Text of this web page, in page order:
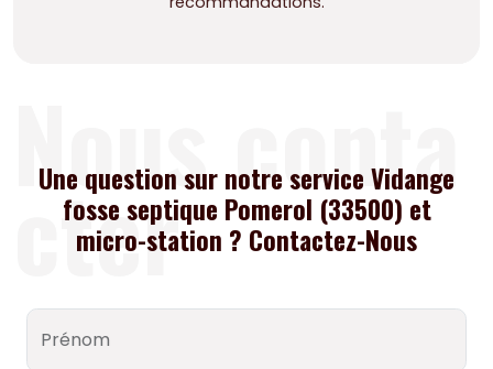
Nous conta
cter
Une question sur notre service Vidange
fosse septique Pomerol (33500) et
micro-station ? Contactez-Nous
Prénom